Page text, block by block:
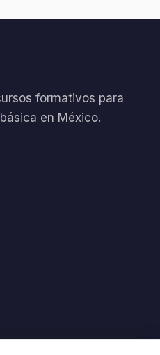
formativos para
en México.